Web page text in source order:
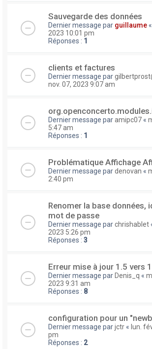
Sauvegarde des données
Dernier message par guillaume «
2023 10:01 pm
Réponses : 1
clients et factures
Dernier message par
nov. 07, 2023 9:07 am
Dernier message paramipc07 «
5:47 am
Réponses : 1
Problématique Affichage
Dernier message pardenovan «
2:40 pm
Renomer la base données,
mot de passe
Dernier message parchrishablet
2023 5:26 pm
Réponses : 3
Erreur mise à jour 1.5 vers
Dernier message par Denis_q «
2023 9:31 am
Réponses : 8
configuration pour un
Dernier message parjctr « lun.
pm
Réponses : 2